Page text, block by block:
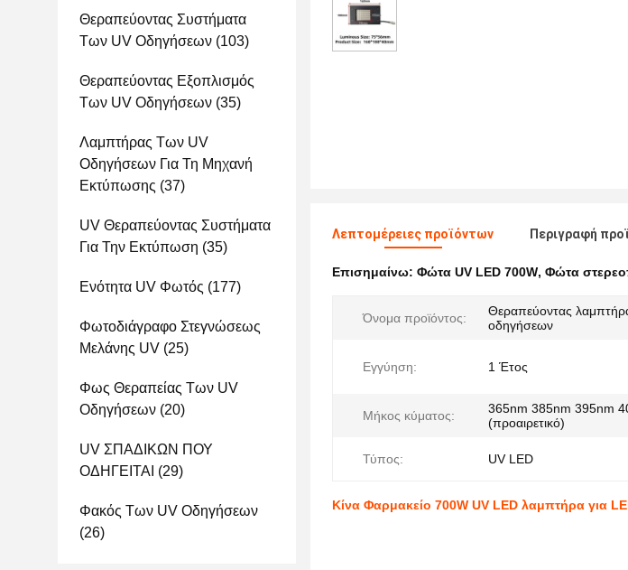
Θεραπεύοντας Συστήματα
Των UV Οδηγήσεων (103)
Θεραπεύοντας Εξοπλισμός
Των UV Οδηγήσεων (35)
Λαμπτήρας Των UV
Οδηγήσεων Για Τη Μηχανή
Εκτύπωσης (37)
UV Θεραπεύοντας Συστήματα
Για Την Εκτύπωση (35)
Ενότητα UV Φωτός (177)
Φωτοδιάγραφο Στεγνώσεως
Μελάνης UV (25)
Φως Θεραπείας Των UV
Οδηγήσεων (20)
UV ΣΠΑΔΙΚΩΝ ΠΟΥ
ΟΔΗΓΕΙΤΑΙ (29)
Φακός Των UV Οδηγήσεων
(26)
Λεπτομέρειες προϊόντων Περιγραφή
Επισημαίνω: Φώτα UV LED 700W, Φώτα
Όνομα προϊόντος:
Θεραπεύοντας
οδηγήσεων
Εγγύηση: 1 Έτος
Μήκος κύματος:
365nm 385nm 395nm
(προαιρετικό)
Τύπος: UV LED
Κίνα Φαρμακείο 700W UV LED λαμπτήρα για